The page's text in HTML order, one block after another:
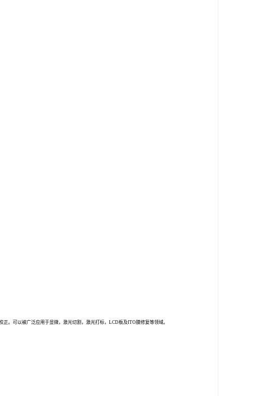
。可以被广泛应用于显微，激光切割，激光打标，LCD板及ITO膜修复等领域。